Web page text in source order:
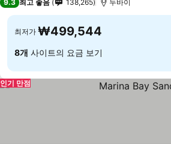
9.3 최고 좋음 138,265 두바이
최저가 ₩499,544
8개 사이트의 요금 보기
인기 만점